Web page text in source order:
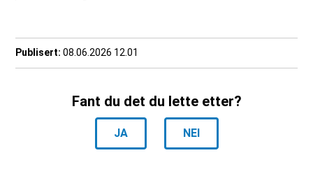
Publisert 08.06.2026 12.01
Fant du det du lette etter?
JA NEI